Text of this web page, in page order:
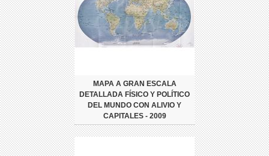
MAPA A GRAN ESCALA
DETALLADA FÍSICO Y POLÍTICO
DEL MUNDO CON ALIVIO Y
CAPITALES - 2009